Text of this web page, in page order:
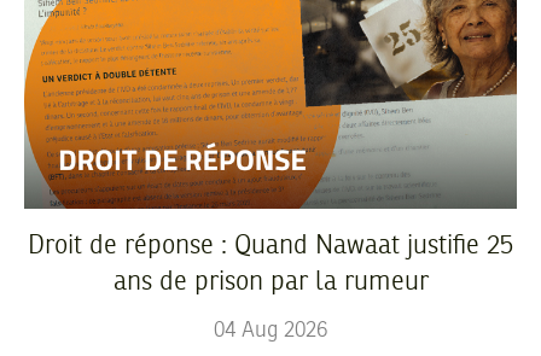
Droit de réponse : Quand Nawaat justifie 25
ans de prison par la rumeur
04 Aug 2026